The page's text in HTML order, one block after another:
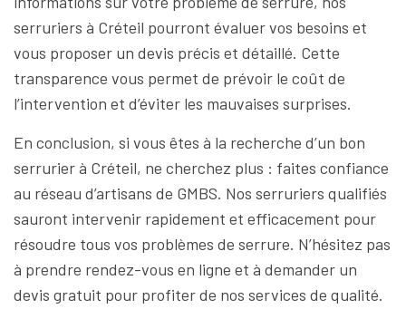
serruriers à Créteil pourront évaluer vos besoins et
vous proposer un devis précis et détaillé. Cette
transparence vous permet de prévoir le coût de
l’intervention et d’éviter les mauvaises surprises.
En conclusion, si vous êtes à la recherche d’un bon
serrurier à Créteil, ne cherchez plus : faites confiance
au réseau d’artisans de GMBS. Nos serruriers qualifiés
sauront intervenir rapidement et efficacement pour
résoudre tous vos problèmes de serrure. N’hésitez pas
à prendre rendez-vous en ligne et à demander un
devis gratuit pour profiter de nos services de qualité.